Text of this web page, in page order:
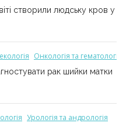
створили людську кров у
Онкологія та гематологія
рак шийки матки
Урологія та андрологія